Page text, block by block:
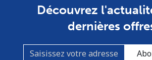
Découvrez
dernières